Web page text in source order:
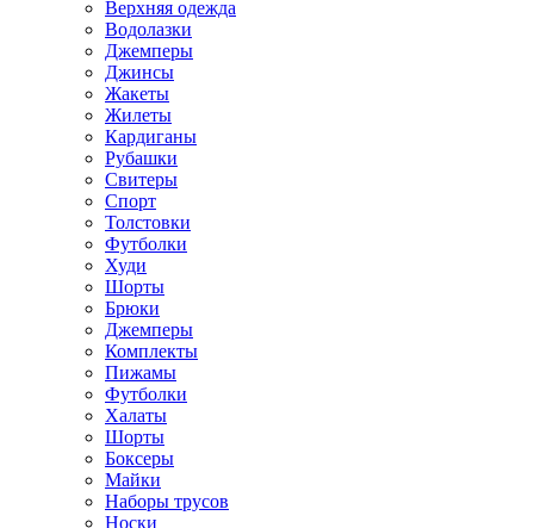
Верхняя одежда
Водолазки
Джемперы
Джинсы
Жакеты
Жилеты
Кардиганы
Рубашки
Свитеры
Спорт
Толстовки
Футболки
Худи
Шорты
Брюки
Джемперы
Комплекты
Пижамы
Футболки
Халаты
Шорты
Боксеры
Майки
Наборы трусов
Носки